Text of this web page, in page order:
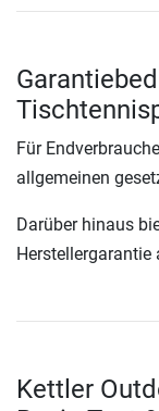
Für
allgemeinen
Darüber hinaus
Herstellergarantie
Kettler